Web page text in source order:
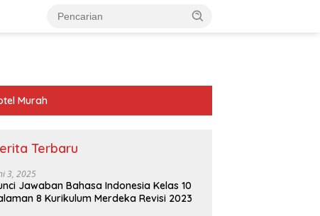
Murah
Terbaru
3, 2025
Jawaban Bahasa Indonesia Kelas 10
8 Kurikulum Merdeka Revisi 2023